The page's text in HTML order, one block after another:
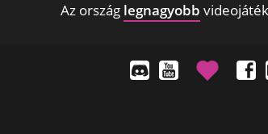
Az ország legnagyobb